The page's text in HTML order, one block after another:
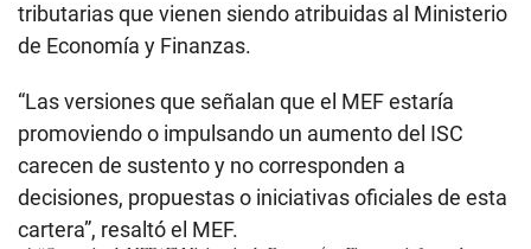
tributarias que vienen siendo atribuidas al Ministerio
de Economía y Finanzas.
“Las versiones que señalan que el MEF estaría
promoviendo o impulsando un aumento del ISC
carecen de sustento y no corresponden a
decisiones, propuestas o iniciativas oficiales de esta
cartera”, resaltó el MEF.